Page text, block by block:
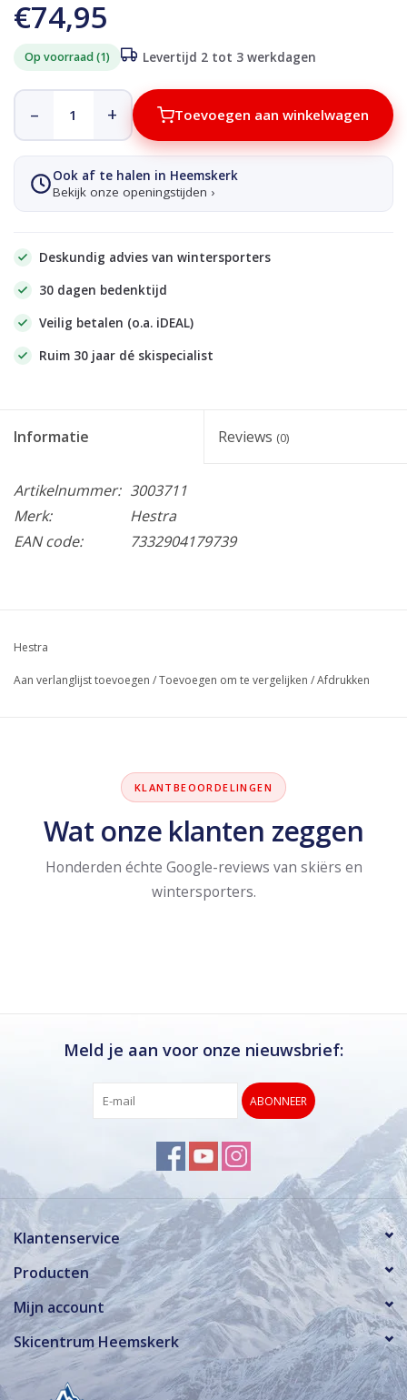
€74,95
Op voorraad (1) Levertijd 2 tot 3 werkdagen
– + Toevoegen aan winkelwagen
Ook af te halen in Heemskerk
Bekijk onze openingstijden ›
Deskundig advies van wintersporters
30 dagen bedenktijd
Veilig betalen (o.a. iDEAL)
Ruim 30 jaar dé skispecialist
Informatie Reviews (0)
Artikelnummer: 3003711
Merk:
Hestra
EAN code:
7332904179739
Hestra
Aan verlanglijst toevoegen /Toevoegen om te vergelijken /Afdrukken
KLANTBEOORDELINGEN
Wat onze klanten zeggen
Honderden échte Google-reviews van skiërs en
wintersporters.
Meld je aan voor onze nieuwsbrief:
ABONNEER
Klantenservice
Producten
Mijn account
Skicentrum Heemskerk